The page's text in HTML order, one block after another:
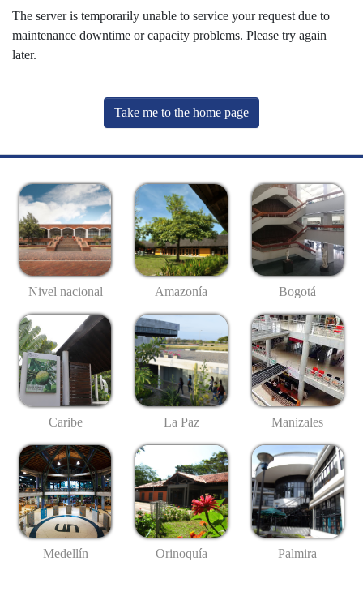
The server is temporarily unable to service your request due to
maintenance downtime or capacity problems. Please try again
later.
Take me to the home page
Nivel nacional Amazonía Bogotá
Caribe La Paz Manizales
Medellín Orinoquía Palmira